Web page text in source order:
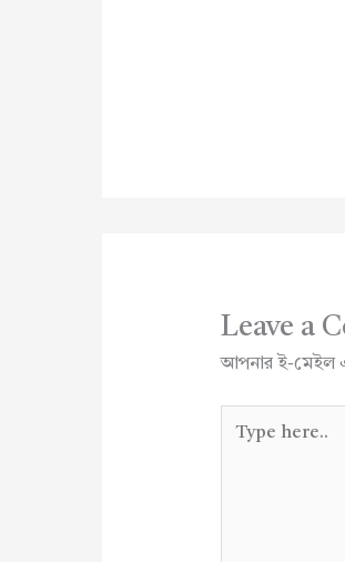
Leave a
আপনার ই-মেইল
here..